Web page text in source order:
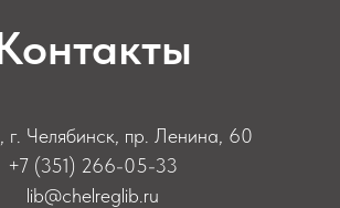
г. Челябинск, пр. Ленина, 60
+7 (351) 266-05-33
lib@chelreglib.ru